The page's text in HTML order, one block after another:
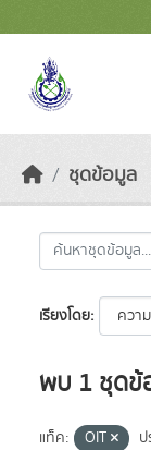
ชุดข้อมูล
เรียงโดย
พบ 1 ชุดข้
แท็ค: OIT